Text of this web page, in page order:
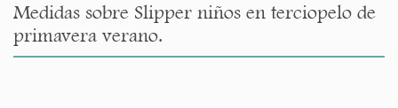
Medidas sobre Slipper niños en terciopelo de
primavera verano.